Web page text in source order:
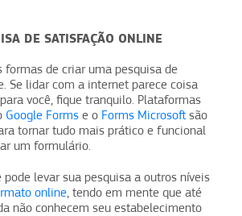
DE SATISFAÇÃO ONLINE
formas de criar uma pesquisa de
Se lidar com a internet parece coisa
você, fique tranquilo. Plataformas
Google Forms e o Forms Microsoftsão
tornar tudo mais prático e funcional
um formulário.
pode levar sua pesquisa a outros níveis
online, tendo em mente que até
não conhecem seu estabelecimento